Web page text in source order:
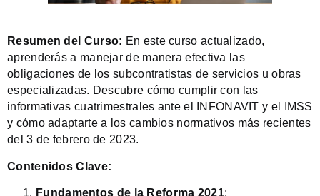
Resumen del Curso: En este curso actualizado,
aprenderás a manejar de manera efectiva las
obligaciones de los subcontratistas de servicios u obras
especializadas. Descubre cómo cumplir con las
informativas cuatrimestrales ante el INFONAVIT y el IMSS
y cómo adaptarte a los cambios normativos más recientes
del 3 de febrero de 2023.
Contenidos Clave:
Fundamentos de la Reforma 2021: